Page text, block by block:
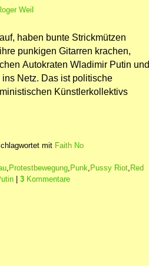
Weil
haben bunte Strickmützen
punkigen Gitarren krachen,
Autokraten Wladimir Putin und
Netz. Das ist politische
Künstlerkollektivs
mit Faith No
Protestbewegung Punk Pussy Riot Red
3 Kommentare